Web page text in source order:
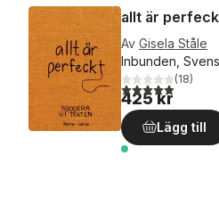
allt är
Av Gisela Ståle
Inbunden,
4,9utav 5(18)
425 kr
Lägg till